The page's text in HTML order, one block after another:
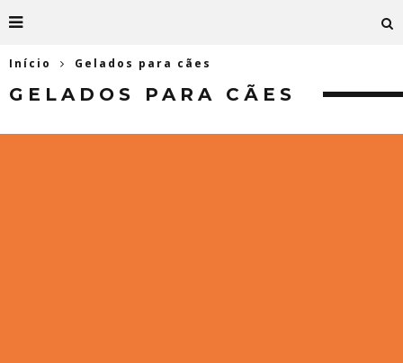
Início Gelados para cães
GELADOS PARA CÃES